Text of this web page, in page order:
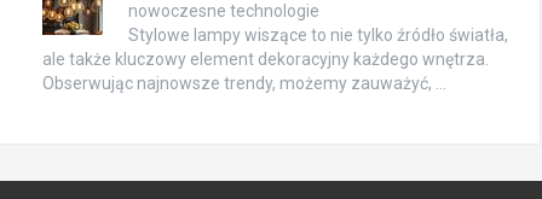
nowoczesne technologie
Stylowe lampy wiszące to nie tylko źródło światła,
ale także kluczowy element dekoracyjny każdego wnętrza.
Obserwując najnowsze trendy, możemy zauważyć, …